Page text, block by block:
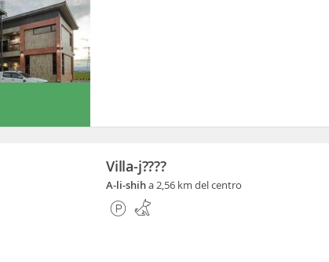
Villa-j????
A-li-shiha 2,56 km del centro